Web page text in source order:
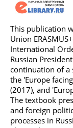
This publication
Union
International
Russian
continuation of a
the 'Europe
(2017), and
The textbook
and foreign
processes in